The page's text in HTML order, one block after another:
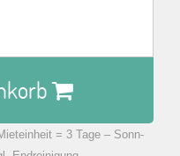
= 3 Tage – Sonn-